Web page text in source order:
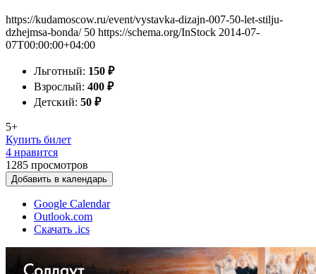
https://kudamoscow.ru/event/vystavka-dizajn-007-50-let-stilju-
dzhejmsa-bonda/ 50 https://schema.org/InStock 2014-07-
07T00:00:00+04:00
Льготный: 150 ₽
Взрослый: 400 ₽
Детский: 50 ₽
5+
Купить билет
4 нравится
1285 просмотров
Добавить в календарь
Google Calendar
Outlook.com
Скачать .ics